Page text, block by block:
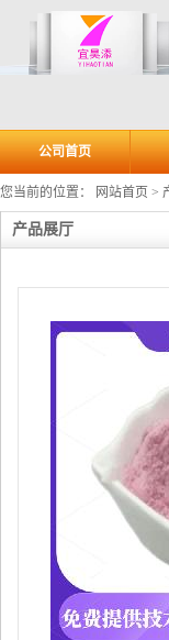
公司首页
您当前的位置： 网站首页 >
产品展厅